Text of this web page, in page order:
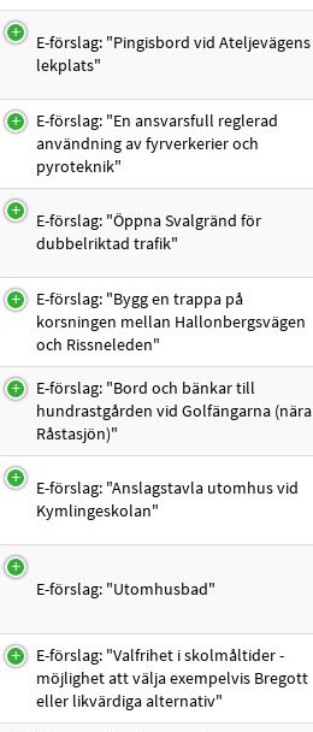
E-förslag: "Pingisbord vid Ateljevägens
lekplats"
E-förslag: "En ansvarsfull reglerad
användning av fyrverkerier och
pyroteknik"
E-förslag: "Öppna Svalgränd för
dubbelriktad trafik"
E-förslag: "Bygg en trappa på
korsningen mellan Hallonbergsvägen
och Rissneleden"
E-förslag: "Bord och bänkar till
hundrastgården vid Golfängarna (nära
Råstasjön)"
E-förslag: "Anslagstavla utomhus vid
Kymlingeskolan"
E-förslag: "Utomhusbad"
E-förslag: "Valfrihet i skolmåltider -
möjlighet att välja exempelvis Bregott
eller likvärdiga alternativ"